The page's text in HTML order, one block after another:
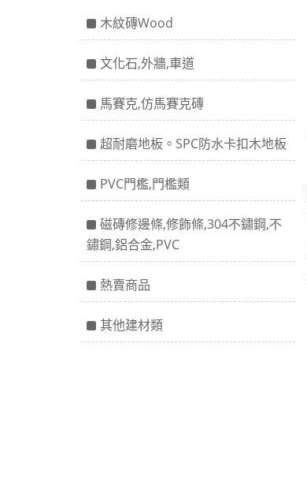
木紋磚Wood
文化石,外牆,車道
馬賽克,仿馬賽克磚
超耐磨地板。SPC防水卡扣木地板
PVC門檻,門檻類
磁磚修邊條,修飾條,304不鏽鋼,不
鏽鋼,鋁合金,PVC
熱賣商品
其他建材類